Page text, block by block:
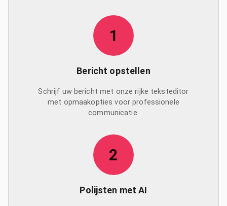
1
Bericht opstellen
Schrijf uw bericht met onze rijke teksteditor
met opmaakopties voor professionele
communicatie.
2
Polijsten met AI